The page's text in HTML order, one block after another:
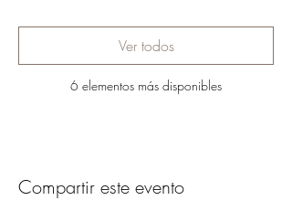
6 elementos más disponibles
Ver todos
Compartir este evento